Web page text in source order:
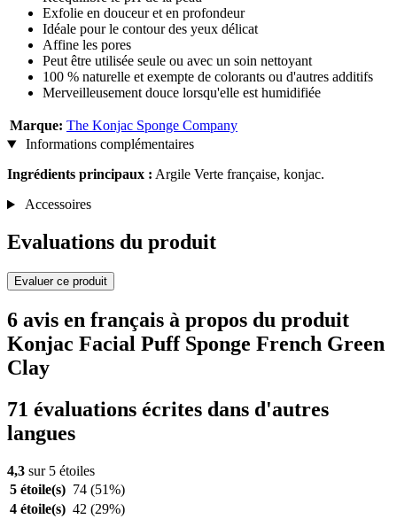
Exfolie en douceur et en profondeur
Idéale pour le contour des yeux délicat
Affine les pores
Peut être utilisée seule ou avec un soin nettoyant
100 % naturelle et exempte de colorants ou d'autres additifs
Merveilleusement douce lorsqu'elle est humidifiée
Marque: The Konjac Sponge Company
Informations complémentaires
Ingrédients principaux : Argile Verte française, konjac.
Accessoires
Evaluations du produit
Evaluer ce produit
6 avis en français à propos du produit
Konjac Facial Puff Sponge French Green
Clay
71 évaluations écrites dans d'autres
langues
4,3 sur 5 étoiles
5 étoile(s) 74 (51%)
4 étoile(s) 42 (29%)